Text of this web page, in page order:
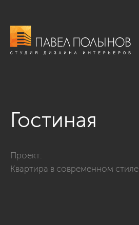
Гостиная
Проект:
Квартира в современном стиле